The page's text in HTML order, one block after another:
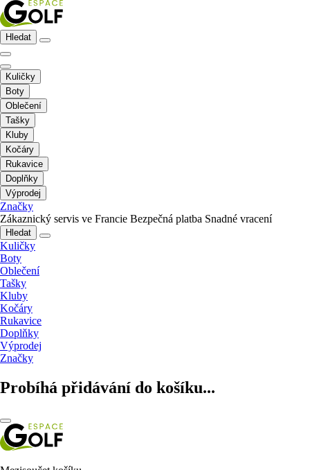
Hledat
Kuličky
Boty
Oblečení
Tašky
Kluby
Kočáry
Rukavice
Doplňky
Výprodej
Značky
Zákaznický servis ve Francie Bezpečná platba Snadné vracení
Hledat
Kuličky
Boty
Oblečení
Tašky
Kluby
Kočáry
Rukavice
Doplňky
Výprodej
Značky
Probíhá přidávání do košíku...